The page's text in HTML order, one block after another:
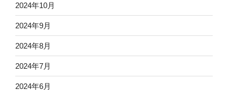
2024年10月
2024年9月
2024年8月
2024年7月
2024年6月